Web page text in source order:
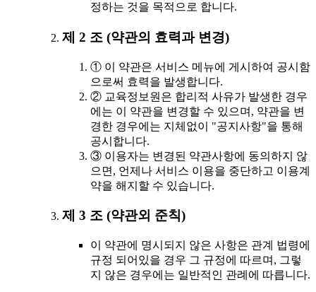
정하는 것을 목적으로 합니다.
제 2 조 (약관의 효력과 변경)
① 이 약관은 서비스 메뉴에 게시하여 공시함
으로써 효력을 발생합니다.
② 교육정보원은 합리적 사유가 발생한 경우
에는 이 약관을 변경할 수 있으며, 약관을 변
경한 경우에는 지체없이 "공지사항"을 통해
공시합니다.
③ 이용자는 변경된 약관사항에 동의하지 않
으면, 언제나 서비스 이용을 중단하고 이용계
약을 해지할 수 있습니다.
제 3 조 (약관외 준칙)
이 약관에 명시되지 않은 사항은 관계 법령에
규정 되어있을 경우 그 규정에 따르며, 그렇
지 않은 경우에는 일반적인 관례에 따릅니다.